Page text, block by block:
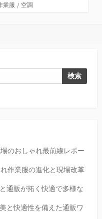
業服 / 空調
検索
のおしゃれ最前線レポー
作業服の進化と現場改革
通販が拓く快適で多様な
と快適性を備えた通販ワ